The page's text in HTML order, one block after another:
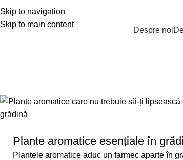
Skip to navigation
Skip to main content
PRODUSE Despre noi
Plante aromatice esențiale în
Plantele aromatice aduc un farmec aparte în